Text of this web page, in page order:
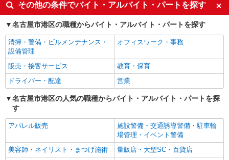
日払い
車通勤OK
交通費支給
社会保険あり
社員登用あり
その他の条件でバイト・アルバイト・パートを探す
名古屋市港区の職種からバイト・アルバイト・パートを探す
清掃・警備・ビルメンテナンス・
設備管理
オフィスワーク・事務
販売・接客サービス
教育・保育
ドライバー・配達
営業
名古屋市港区の人気の職種からバイト・アルバイト・パートを探
す
アパレル販売
施設警備・交通誘導警備・駐車輪
場管理・イベント警備
美容師・ネイリスト・まつげ施術
量販店・大型SC・百貨店